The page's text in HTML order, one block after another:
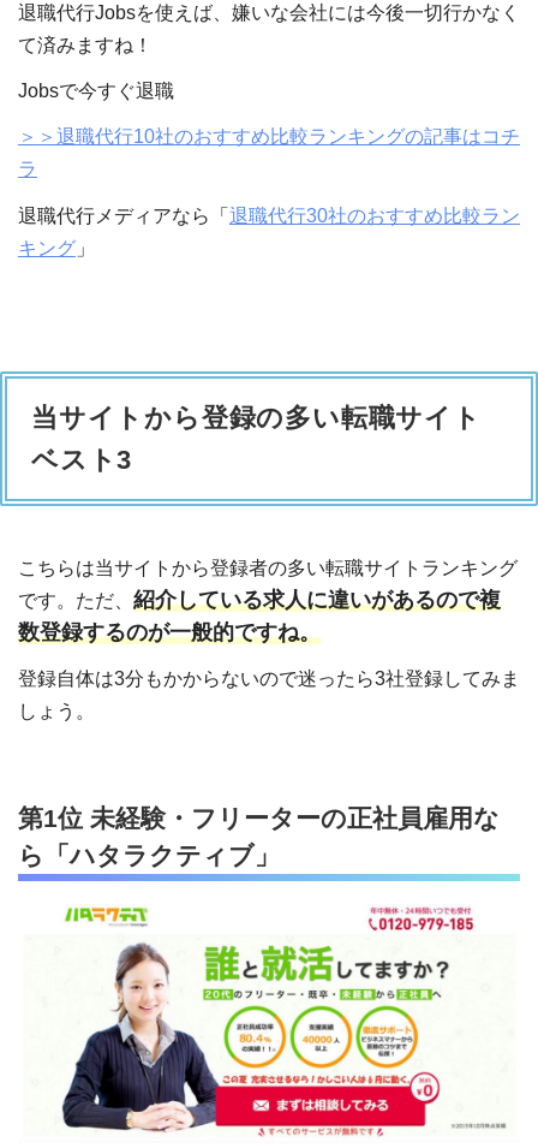
退職代行Jobsを使えば、嫌いな会社には今後一切行かなく
て済みますね！
Jobsで今すぐ退職
＞＞退職代行10社のおすすめ比較ランキングの記事はコチ
ラ
退職代行メディアなら「 退職代行30社のおすすめ比較ラン
キング 」
当サイトから登録の多い転職サイト
ベスト3
こちらは当サイトから登録者の多い転職サイトランキング
です。ただ、 紹介している求人に違いがあるので複
数登録するのが一般的ですね。
登録自体は3分もかからないので迷ったら3社登録してみま
しょう。
第1位 未経験・フリーターの正社員雇用な
ら「ハタラクティブ」